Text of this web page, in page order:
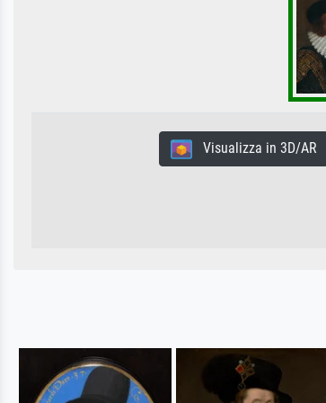
Visualizza in 3D/AR